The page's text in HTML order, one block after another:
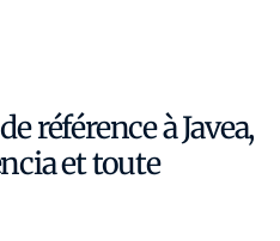
référence à Javea,
et toute